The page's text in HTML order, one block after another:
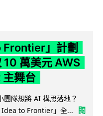
」計劃
萬美元 AWS
舞台
團隊想將 AI 構思落地？
Idea to Frontier」全...
閱